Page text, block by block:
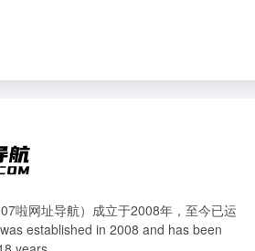
啦网址导航）成立于2008年，至今已运
established in 2008 and has been